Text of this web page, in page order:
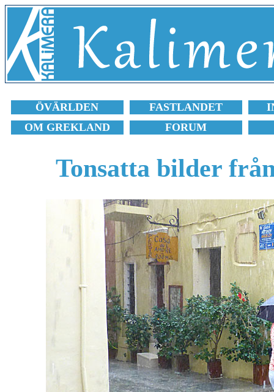
ÖVÄRLDEN FASTLANDET
OM GREKLAND
FORUM
Tonsatta bilder